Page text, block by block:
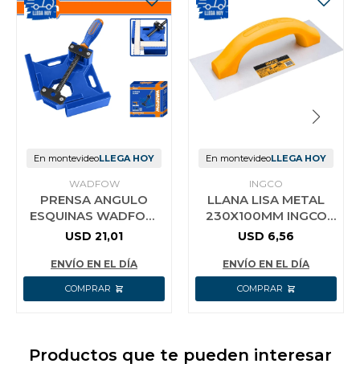
En montevideoLLEGA HOY
WADFOW
PRENSA ANGULO
ESQUINAS WADFOW
WACC1528
USD 21,01
ENVÍO EN EL DÍA
En montevideoLLEGA HOY
INGCO
LLANA LISA METAL
230X100MM INGCO
HPT231025
USD 6,56
ENVÍO EN EL DÍA
Productos que te pueden interesar